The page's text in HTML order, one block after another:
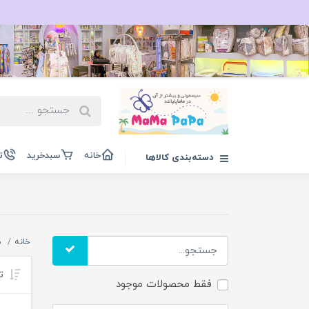
دسته‌بندی کالاها خانه سبدخرید
فقط محصولات موجود
خانه